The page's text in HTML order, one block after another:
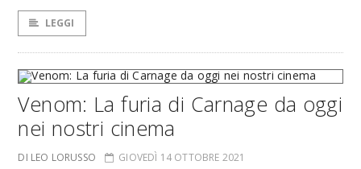
LEGGI
Venom: La furia di Carnage da oggi
nei nostri cinema
DI LEO LORUSSO GIOVEDÌ 14 OTTOBRE 2021